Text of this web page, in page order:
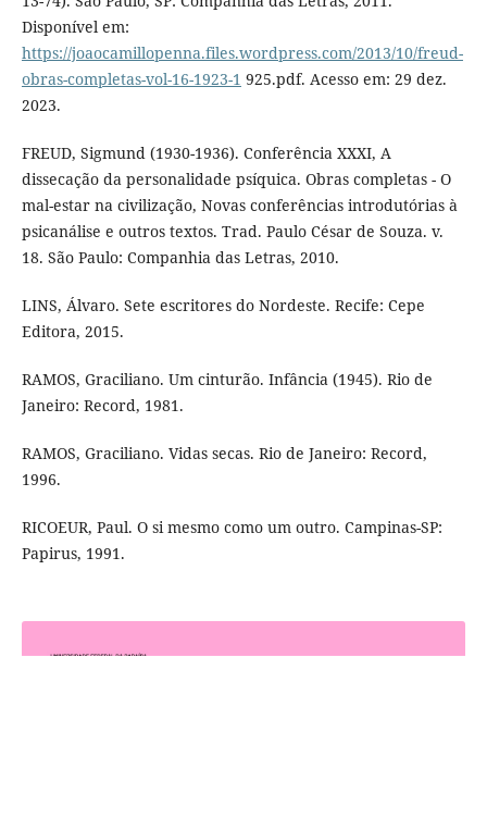
Disponível em:
https://joaocamillopenna.files.wordpress.com/2013/10/freud-
obras-completas-vol-16-1923-1 925.pdf. Acesso em: 29 dez.
2023.
FREUD, Sigmund (1930-1936). Conferência XXXI, A
dissecação da personalidade psíquica. Obras completas - O
mal-estar na civilização, Novas conferências introdutórias à
psicanálise e outros textos. Trad. Paulo César de Souza. v.
18. São Paulo: Companhia das Letras, 2010.
LINS, Álvaro. Sete escritores do Nordeste. Recife: Cepe
Editora, 2015.
RAMOS, Graciliano. Um cinturão. Infância (1945). Rio de
Janeiro: Record, 1981.
RAMOS, Graciliano. Vidas secas. Rio de Janeiro: Record,
1996.
RICOEUR, Paul. O si mesmo como um outro. Campinas-SP:
Papirus, 1991.